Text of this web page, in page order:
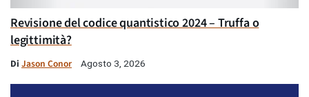
Revisione del codice quantistico 2024 – Truffa o
legittimità?
Di Jason Conor Agosto 3, 2026